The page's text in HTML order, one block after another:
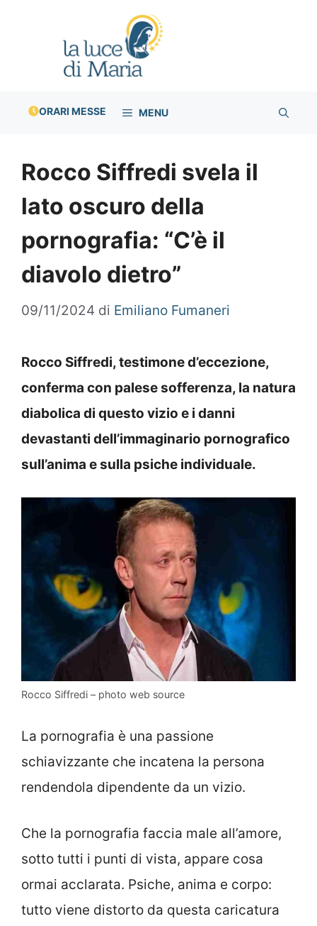
ORARI MESSE MENU
Rocco Siffredi svela il
lato oscuro della
pornografia: “C’è il
diavolo dietro”
09/11/2024 di Emiliano Fumaneri
Rocco Siffredi, testimone d’eccezione,
conferma con palese sofferenza, la natura
diabolica di questo vizio e i danni
devastanti dell’immaginario pornografico
sull’anima e sulla psiche individuale.
Rocco Siffredi – photo web source
La pornografia è una passione
schiavizzante che incatena la persona
rendendola dipendente da un vizio.
Che la pornografia faccia male all’amore,
sotto tutti i punti di vista, appare cosa
ormai acclarata. Psiche, anima e corpo:
tutto viene distorto da questa caricatura